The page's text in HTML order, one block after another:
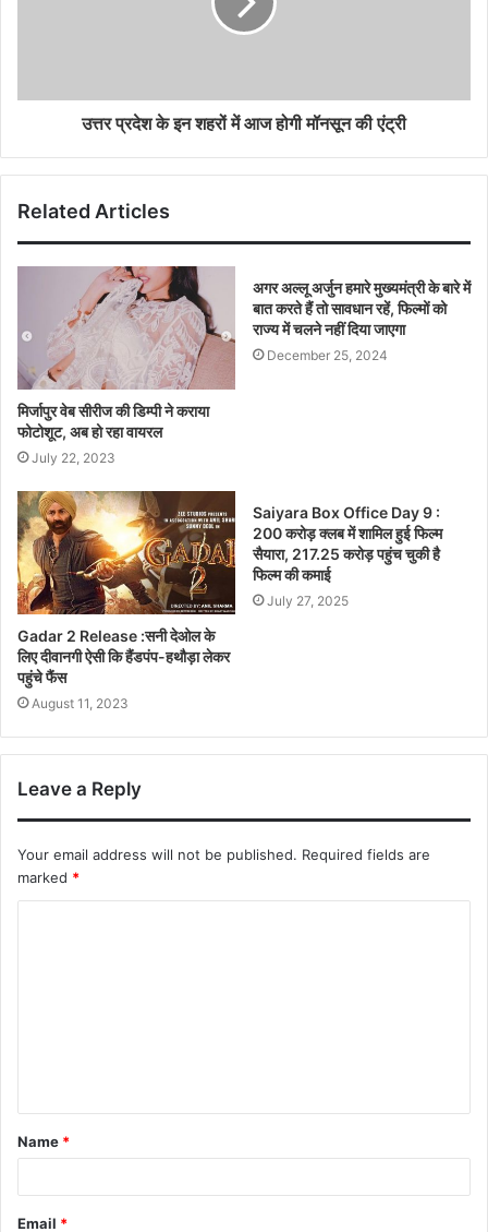
उत्तर प्रदेश के इन शहरों में आज होगी मॉनसून की एंट्री
Related Articles
मिर्जापुर वेब सीरीज की डिम्पी ने कराया
फोटोशूट, अब हो रहा वायरल
July 22, 2023
अगर अल्लू अर्जुन हमारे मुख्यमंत्री के बारे में
बात करते हैं तो सावधान रहें, फिल्मों को
राज्य में चलने नहीं दिया जाएगा
December 25, 2024
Gadar 2 Release :सनी देओल के
लिए दीवानगी ऐसी कि हैंडपंप-हथौड़ा लेकर
पहुंचे फैंस
August 11, 2023
Saiyara Box Office Day 9 :
200 करोड़ क्लब में शामिल हुई फिल्म
सैयारा, 217.25 करोड़ पहुंच चुकी है
फिल्म की कमाई
July 27, 2025
Leave a Reply
Your email address will not be published. Required fields are
marked *
t
*
Name *
Email *